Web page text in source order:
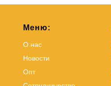
Меню:
О нас
Новости
Опт